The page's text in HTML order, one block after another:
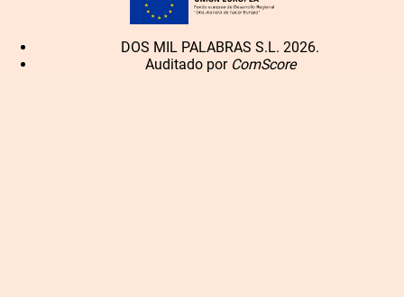
DOS MIL PALABRAS S.L. 2026.
Auditado por ComScore